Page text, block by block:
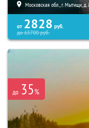
Московская обл., г. Мытищи, д.
от 2828 руб.
до65700руб.
до 35%